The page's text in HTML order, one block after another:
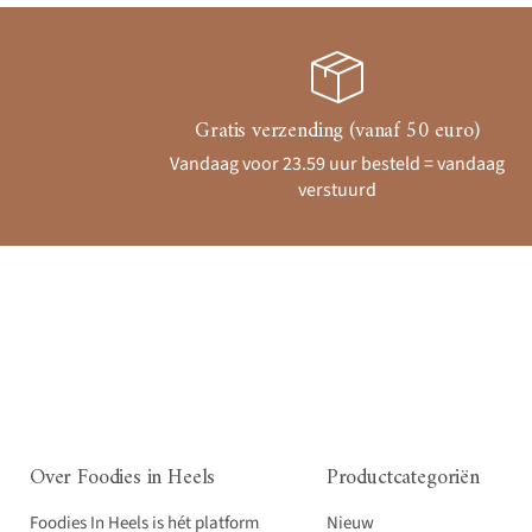
Gratis verzending (vanaf 50 euro)
Vandaag voor 23.59 uur besteld = vandaag
verstuurd
Over Foodies in Heels
Foodies In Heels is hét platform
Productcategoriën
Nieuw